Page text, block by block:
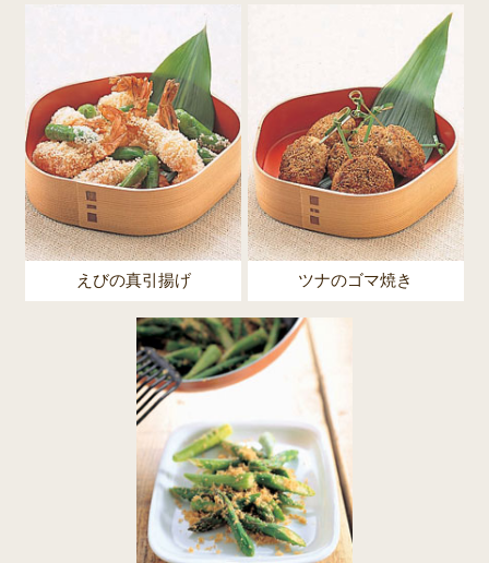
えびの真引揚げ ツナのゴマ焼き